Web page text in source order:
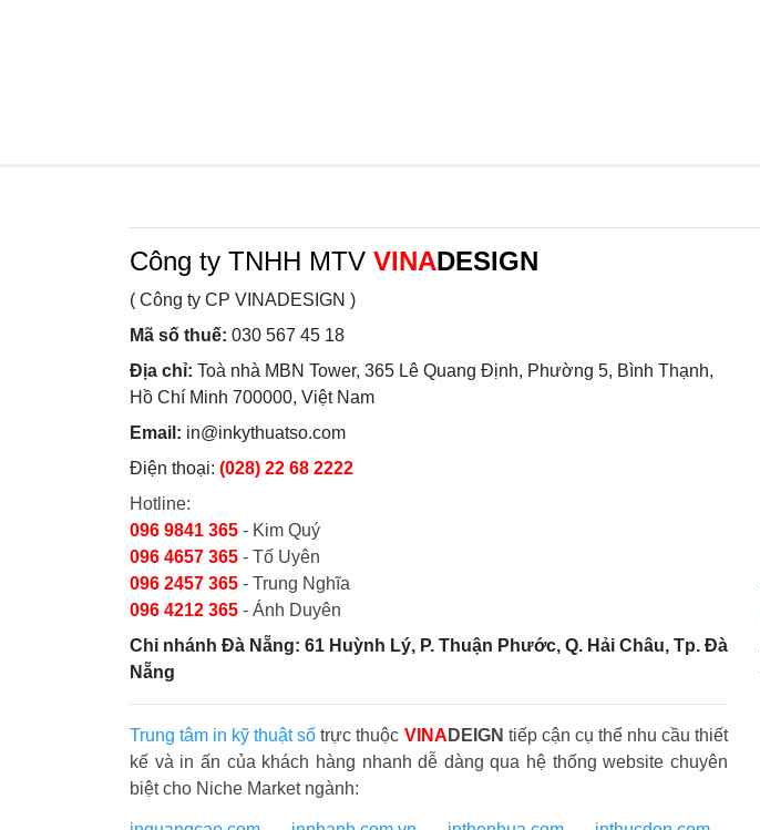
Công ty TNHH MTV VINADESIGN
( Công ty CP VINADESIGN )
Mã số thuế: 030 567 45 18
Địa chỉ: Toà nhà MBN Tower, 365 Lê Quang Định, Phường 5, Bình Thạnh,
Hồ Chí Minh 700000, Việt Nam
Email: in@inkythuatso.com
Điện thoại: (028) 22 68 2222
Hotline:
096 9841 365 - Kim Quý
096 4657 365 - Tố Uyên
096 2457 365 - Trung Nghĩa
096 4212 365 - Ánh Duyên
Chi nhánh Đà Nẵng: 61 Huỳnh Lý, P. Thuận Phước, Q. Hải Châu, Tp. Đà
Nẵng
Trung tâm in kỹ thuật số trực thuộc VINA DEIGN tiếp cận cụ thể nhu cầu thiết
kế và in ấn của khách hàng nhanh dễ dàng qua hệ thống website chuyên
biệt cho Niche Market ngành: